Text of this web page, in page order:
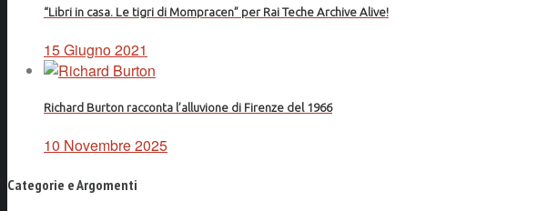
“Libri in casa. Le tigri di Mompracen” per Rai Teche Archive Alive!
15 Giugno 2021
Richard Burton racconta l’alluvione di Firenze del 1966
10 Novembre 2025
Categorie e Argomenti